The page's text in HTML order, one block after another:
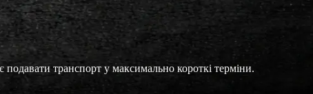
транспорт у максимально короткі терміни.